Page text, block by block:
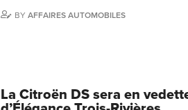
BYAFFAIRES AUTOMOBILES
La Citroën DS sera en